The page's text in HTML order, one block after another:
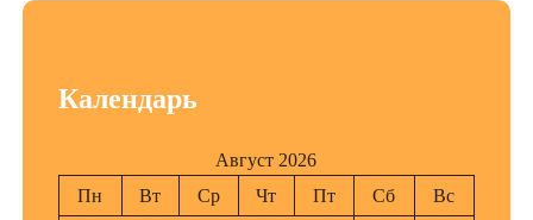
Календарь
Август 2026
Пн
Вт Ср Чт Пт Сб
Вс